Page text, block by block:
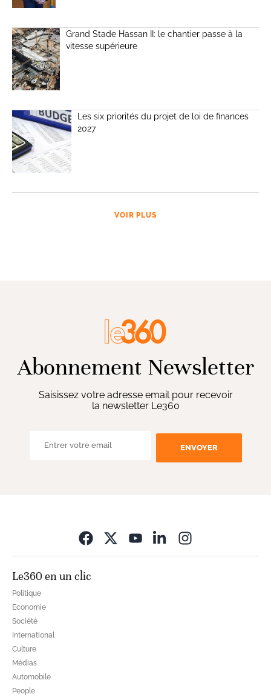
Grand Stade Hassan II: le chantier passe à la
vitesse supérieure
Les six priorités du projet de loi de finances
2027
VOIR PLUS
Abonnement Newsletter
Saisissez votre adresse email pour recevoir
la newsletter Le360
ENVOYER
Le360 en un clic
Politique
Economie
Société
International
Culture
Médias
Automobile
People